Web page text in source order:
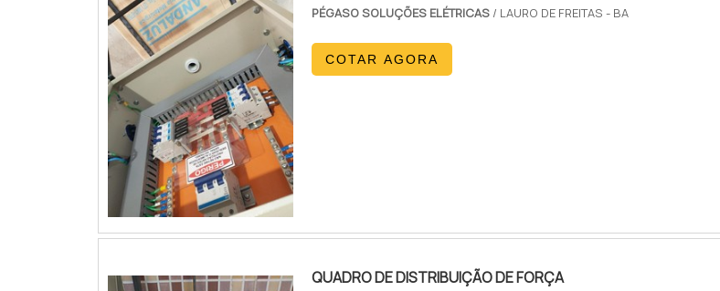
PÉGASO SOLUÇÕES ELÉTRICAS / LAURO DE FREITAS - BA
COTAR AGORA
QUADRO DE DISTRIBUIÇÃO DE FORÇA